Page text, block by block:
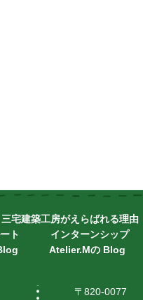
三宅建築工房がえらばれる理由
ト インターンシップ
Atelier.Mの Blog
〒820-0077